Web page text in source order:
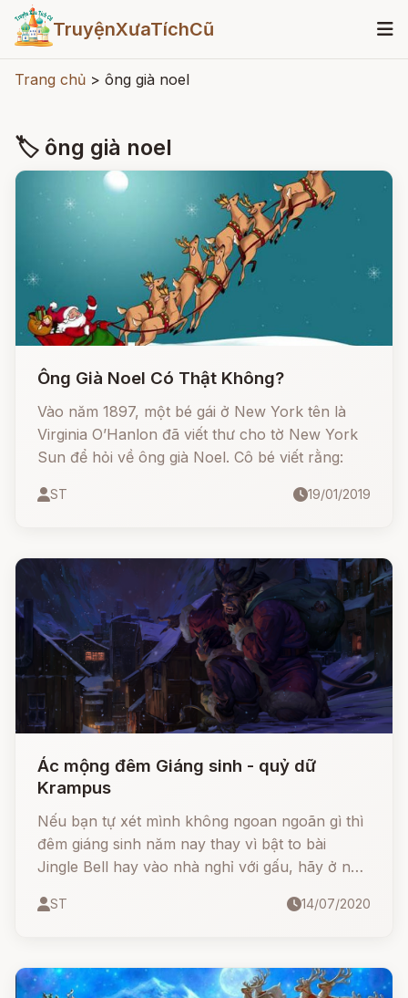
TruyệnXưaTíchCũ
Trang chủ > ông già noel
🏷 ông già noel
Ông Già Noel Có Thật Không?
Vào năm 1897, một bé gái ở New York tên là
Virginia O’Hanlon đã viết thư cho tờ New York
Sun để hỏi về ông già Noel. Cô bé viết rằng:
ST 19/01/2019
Ác mộng đêm Giáng sinh - quỷ dữ
Krampus
Nếu bạn tự xét mình không ngoan ngoãn gì thì
đêm giáng sinh năm nay thay vì bật to bài
Jingle Bell hay vào nhà nghỉ với gấu, hãy ở nhà
tìm đến và biến Giáng sinh của bạn trở thành ác
ST 14/07/2020